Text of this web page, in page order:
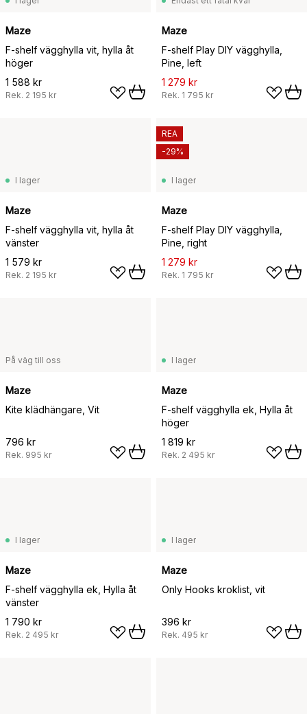
Maze
F-shelf vägghylla vit, hylla åt
höger
1 588 kr
Rek. 2 195 kr
Maze
F-shelf Play DIY vägghylla,
Pine, left
1 279 kr
Rek. 1 795 kr
I lager
Maze
F-shelf vägghylla vit, hylla åt
vänster
1 579 kr
Rek. 2 195 kr
I lager
Maze
F-shelf Play DIY vägghylla,
Pine, right
1 279 kr
Rek. 1 795 kr
REA
-29%
På väg till oss
Maze
Kite klädhängare, Vit
796 kr
Rek. 995 kr
I lager
Maze
F-shelf vägghylla ek, Hylla åt
höger
1 819 kr
Rek. 2 495 kr
I lager
Maze
F-shelf vägghylla ek, Hylla åt
vänster
1 790 kr
Rek. 2 495 kr
I lager
Maze
Only Hooks kroklist, vit
396 kr
Rek. 495 kr